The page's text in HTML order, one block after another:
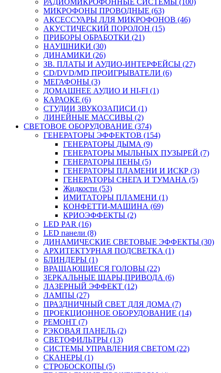
МИКРОФОНЫ ПРОВОДНЫЕ (63)
АКСЕССУАРЫ ЛЛЯ МИКРОФОНОВ (46)
АКУСТИЧЕСКИЙ ПОРОЛОН (15)
ПРИБОРЫ ОБРАБОТКИ (21)
НАУШНИКИ (30)
ДИНАМИКИ (26)
ЗВ. ПЛАТЫ И АУДИО-ИНТЕРФЕЙСЫ (27)
CD/DVD/MD ПРОИГРЫВАТЕЛИ (6)
МЕГАФОНЫ (3)
ДОМАШНЕЕ АУДИО И HI-FI (1)
КАРАОКЕ (6)
СТУДИИ ЗВУКОЗАПИСИ (1)
ЛИНЕЙНЫЕ МАССИВЫ (2)
СВЕТОВОЕ ОБОРУДОВАНИЕ (374)
ГЕНЕРАТОРЫ ЭФФЕКТОВ (154)
ГЕНЕРАТОРЫ ДЫМА (9)
ГЕНЕРАТОРЫ МЫЛЬНЫХ ПУЗЫРЕЙ (7)
ГЕНЕРАТОРЫ ПЕНЫ (5)
ГЕНЕРАТОРЫ ПЛАМЕНИ И ИСКР (3)
ГЕНЕРАТОРЫ СНЕГА И ТУМАНА (5)
Жидкости (53)
ИМИТАТОРЫ ПЛАМЕНИ (1)
КОНФЕТТИ-МАШИНА (69)
КРИОЭФФЕКТЫ (2)
LED PAR (16)
LED панели (8)
ДИНАМИЧЕСКИЕ СВЕТОВЫЕ ЭФФЕКТЫ (30)
АРХИТЕКТУРНАЯ ПОДСВЕТКА (1)
БЛИНДЕРЫ (1)
ВРАЩАЮЩИЕСЯ ГОЛОВЫ (22)
ЗЕРКАЛЬНЫЕ ШАРЫ,ПРИВОДА (6)
ЛАЗЕРНЫЙ ЭФФЕКТ (12)
ЛАМПЫ (27)
ПРАЗДНИЧНЫЙ СВЕТ ДЛЯ ДОМА (7)
ПРОЕКЦИОННОЕ ОБОРУДОВАНИЕ (14)
РЕМОНТ (7)
РЭКОВАЯ ПАНЕЛЬ (2)
СВЕТОФИЛЬТРЫ (13)
СИСТЕМЫ УПРАВЛЕНИЯ СВЕТОМ (22)
СКАНЕРЫ (1)
СТРОБОСКОПЫ (5)